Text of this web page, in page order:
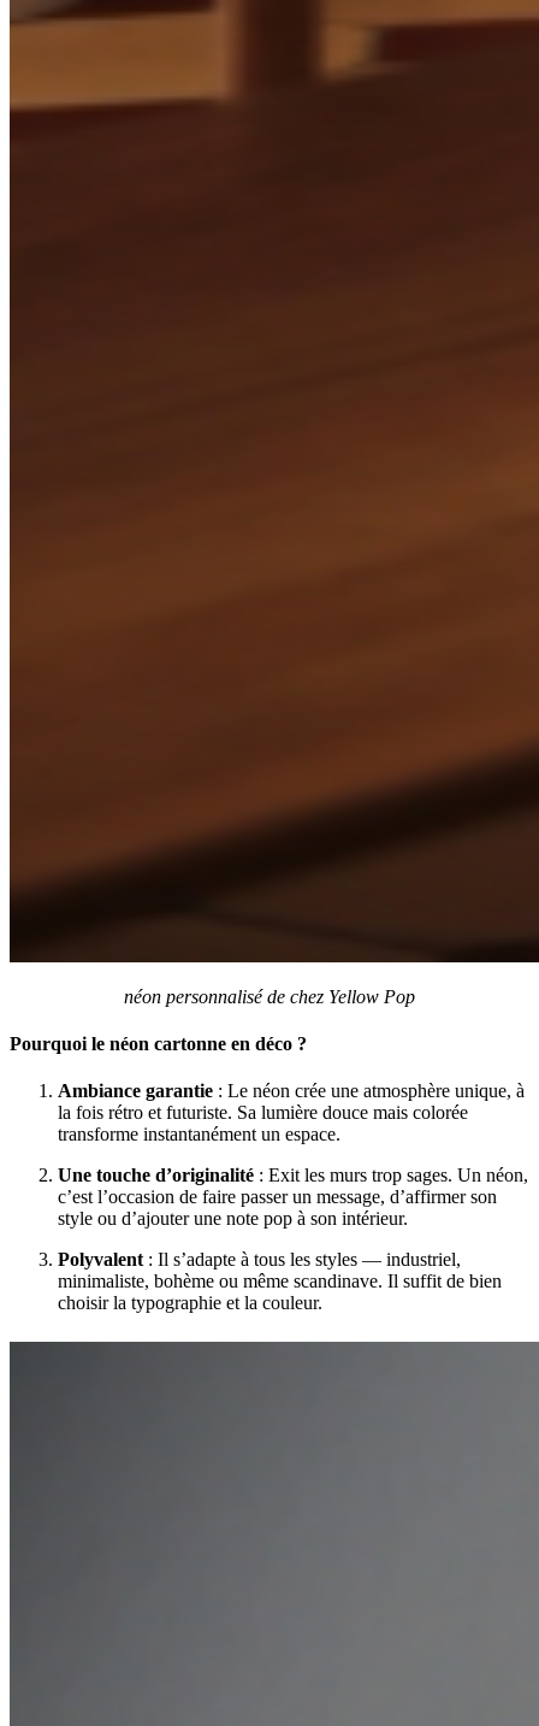
néon personnalisé de chez Yellow Pop
Pourquoi le néon cartonne en déco ?
Ambiance garantie : Le néon crée une atmosphère unique, à
la fois rétro et futuriste. Sa lumière douce mais colorée
transforme instantanément un espace.
Une touche d’originalité : Exit les murs trop sages. Un néon,
c’est l’occasion de faire passer un message, d’affirmer son
style ou d’ajouter une note pop à son intérieur.
Polyvalent: Il s’adapte à tous les styles — industriel,
minimaliste, bohème ou même scandinave. Il suffit de bien
choisir la typographie et la couleur.